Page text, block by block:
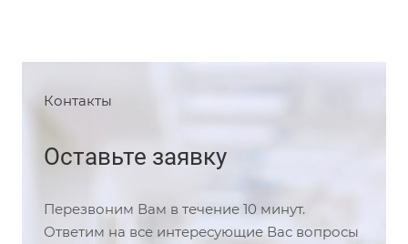
Контакты
Оставьте заявку
Перезвоним Вам в течение 10 минут.
Ответим на все интересующие Вас вопросы